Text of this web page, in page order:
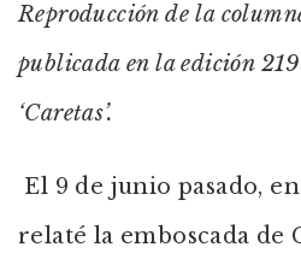
Reproducción de la
publicada en la edición
‘Caretas’.
El 9 de junio pasado, en
relaté la emboscada de